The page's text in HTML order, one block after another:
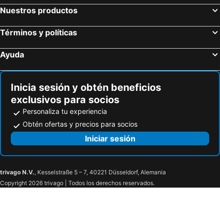
Baslow, bed and breakfasts
Hayfield, bed and breakfasts
Droylsden, bed and breakfasts
Burscough, bed and breakfasts
Nuestros productos
Términos y políticas
Ayuda
Inicia sesión y obtén beneficios
exclusivos para socios
Personaliza tu experiencia
Obtén ofertas y precios para socios
Iniciar sesión
trivago N.V., Kesselstraße 5 – 7, 40221 Düsseldorf, Alemania
Copyright 2026 trivago | Todos los derechos reservados.